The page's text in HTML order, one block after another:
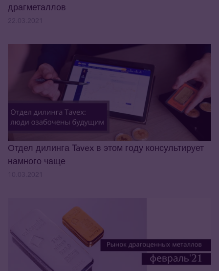
драгметаллов
Отдел дилинга Tavex в этом году консультирует
намного чаще